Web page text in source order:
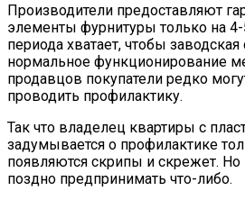
Производители предоставляют
элементы фурнитуры только на 4-
периода хватает, чтобы
нормальное функционирование
продавцов покупатели редко
проводить профилактику.
Так что владелец квартиры с
задумывается о профилактике
появляются скрипы и скрежет.
поздно предпринимать что-либо.